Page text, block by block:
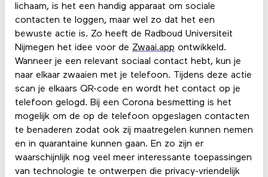
lichaam, is het een handig apparaat om sociale
contacten te loggen, maar wel zo dat het een
bewuste actie is. Zo heeft de Radboud Universiteit
Nijmegen het idee voor de Zwaai.app ontwikkeld.
Wanneer je een relevant sociaal contact hebt, kun je
naar elkaar zwaaien met je telefoon. Tijdens deze actie
scan je elkaars QR-code en wordt het contact op je
telefoon gelogd. Bij een Corona besmetting is het
mogelijk om de op de telefoon opgeslagen contacten
te benaderen zodat ook zij maatregelen kunnen nemen
en in quarantaine kunnen gaan. En zo zijn er
waarschijnlijk nog veel meer interessante toepassingen
van technologie te ontwerpen die privacy-vriendelijk